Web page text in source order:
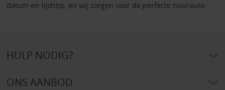
datum en tijdstip, en wij zorgen voor de perfecte huurauto.
HULP NODIG?
ONS AANBOD